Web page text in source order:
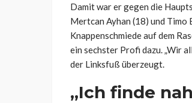
Damit war er gegen die
Mertcan Ayhan (18) und
Knappenschmiede auf dem
ein sechster Profi dazu. „Wir
der Linksfuß überzeugt.
„Ich finde